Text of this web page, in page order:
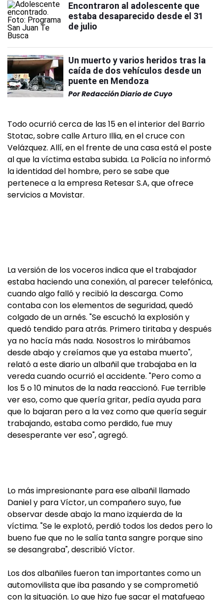
Encontraron al adolescente que
estaba desaparecido desde el 31
de julio
Un muerto y varios heridos tras la
caída de dos vehículos desde un
puente en Mendoza
PorRedacción Diario de Cuyo
Todo ocurrió cerca de las 15 en el interior del Barrio
Stotac, sobre calle Arturo Illia, en el cruce con
Velázquez. Allí, en el frente de una casa está el poste
al que la víctima estaba subida. La Policía no informó
la identidad del hombre, pero se sabe que
pertenece a la empresa Retesar S.A, que ofrece
servicios a Movistar.
La versión de los voceros indica que el trabajador
estaba haciendo una conexión, al parecer telefónica,
cuando algo falló y recibió la descarga. Como
contaba con los elementos de seguridad, quedó
colgado de un arnés. "Se escuchó la explosión y
quedó tendido para atrás. Primero tiritaba y después
ya no hacía más nada. Nosostros lo mirábamos
desde abajo y creíamos que ya estaba muerto",
relató a este diario un albañil que trabajaba en la
vereda cuando ocurrió el accidente. "Pero como a
los 5 o 10 minutos de la nada reaccionó. Fue terrible
ver eso, como que quería gritar, pedía ayuda para
que lo bajaran pero a la vez como que quería seguir
trabajando, estaba como perdido, fue muy
desesperante ver eso", agregó.
Lo más impresionante para ese albañil llamado
Daniel y para Víctor, un compañero suyo, fue
observar desde abajo la mano izquierda de la
víctima. "Se le explotó, perdió todos los dedos pero lo
bueno fue que no le salía tanta sangre porque sino
se desangraba", describió Víctor.
Los dos albañiles fueron tan importantes como un
automovilista que iba pasando y se comprometió
con la situación. Lo que hizo fue sacar el matafuego